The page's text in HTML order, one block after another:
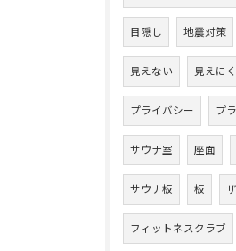
目隠し 地震対策
見えない 見えに
プライバシー プ
サウナ室 座面
サウナ板 板
フィットネスクラブ